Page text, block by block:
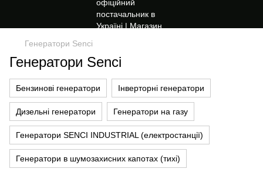
Генератори Senci
Генератори Senci
Бензинові генератори Інверторні генератори
Дизельні генератори Генератори на газу
Генератори SENCI INDUSTRIAL (електростанції)
Генератори в шумозахисних капотах (тихі)